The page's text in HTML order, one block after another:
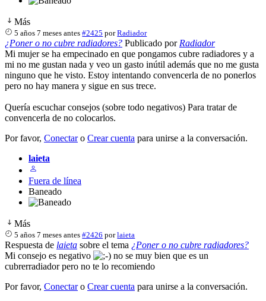
Más
5 años 7 meses antes #2425 porRadiador
¿Poner o no cubre radiadores? Publicado por Radiador
Mi mujer se ha empecinado en que pongamos cubre radiadores y a
mi no me gustan nada y veo un gasto inútil además que no me gusta
ninguno que he visto. Estoy intentando convencerla de no ponerlos
pero no hay manera y sigue en sus trece.
Quería escuchar consejos (sobre todo negativos) Para tratar de
convencerla de no colocarlos.
Por favor, Conectaro Crear cuenta para unirse a la conversación.
laieta
Fuera de línea
Baneado
Más
5 años 7 meses antes #2426 porlaieta
Respuesta de laieta sobre el tema ¿Poner o no cubre radiadores?
Mi consejo es negativo
no se muy bien que es un
cubrerradiador pero no te lo recomiendo
Por favor, Conectaro Crear cuenta para unirse a la conversación.